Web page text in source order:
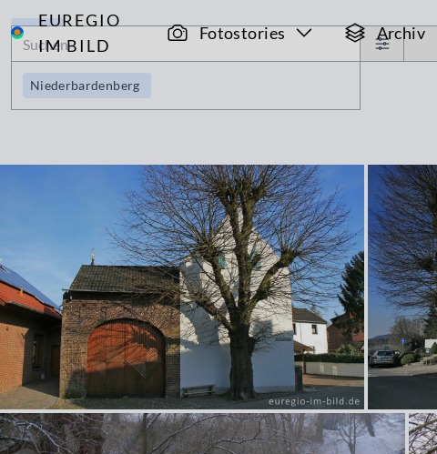
EUREGIO
IM BILD
Fotostories Archiv
Archiv
Niederbardenberg